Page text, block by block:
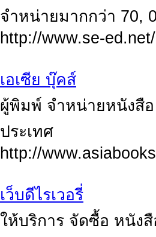
จำหน่ายมากกว่า 70,
http://www.se-
เอเซีย บุ๊คส์
ผู้พิมพ์ จำหน่ายหนังสื
ประเทศ
http://
เว็บดีไรเวอรี่
ให้บริการ จัดซื้อ หนัง